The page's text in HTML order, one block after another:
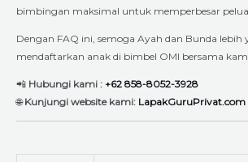
bimbingan maksimal untuk memperbesar
Dengan FAQ ini, semoga Ayah dan Bunda lebih
mendaftarkan anak di bimbel OMI bersama
📲 Hubungi kami : +62 858-8052-3928
🌐Kunjungi website kami: LapakGuruPrivat.com